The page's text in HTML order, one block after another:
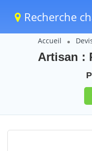
Recherche
Accueil
Artisan :